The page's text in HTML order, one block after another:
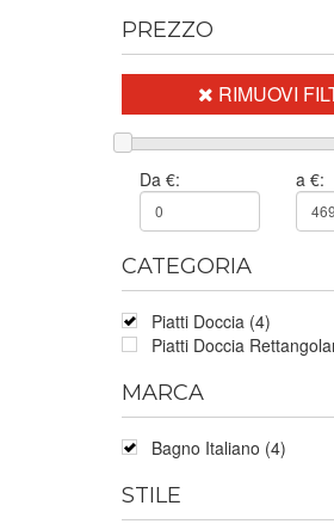
PREZZO
RIMUOVI
Da €: a €:
CATEGORIA
Piatti Doccia (4)
Piatti Doccia
MARCA
Bagno Italiano (4)
STILE